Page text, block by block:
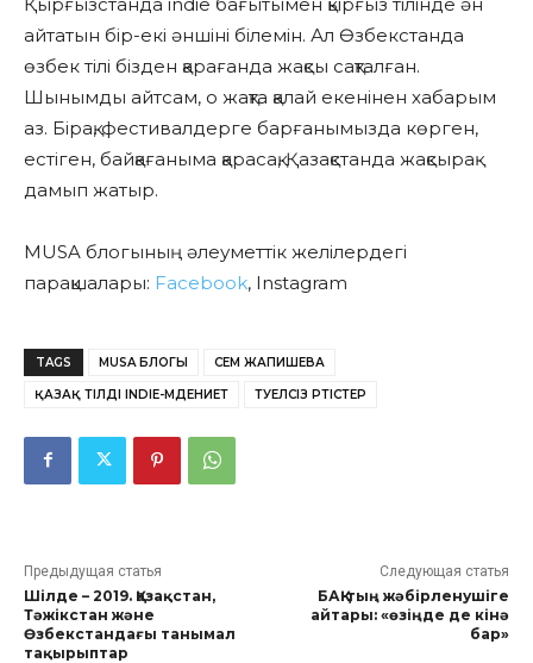
айтатын бір-екі әншіні білемін. Ал Өзбекстанда
өзбек тілі бізден қарағанда жақсы сақталған.
Шынымды айтсам, о жақта қалай екенінен хабарым
аз. Бірақ, фестивалдерге барғанымызда көрген,
естіген, байқағаныма қарасақ, Қазақстанда жақсырақ
дамып жатыр.
MUSA блогының әлеуметтік желілердегі
парақшалары: Facebook, Instagram
TAGS MUSA БЛОГЫ ӘСЕМ ЖАПИШЕВА
ҚАЗАҚ ТІЛДІ INDIE-МӘДЕНИЕТ ТӘУЕЛСІЗ ӘРТІСТЕР
Предыдущая статья
Шілде – 2019. Қазақстан,
Тәжікстан және
Өзбекстандағы танымал
тақырыптар
Следующая статья
БАҚ-тың жәбірленушіге
айтары: «өзіңде де кінә
бар»